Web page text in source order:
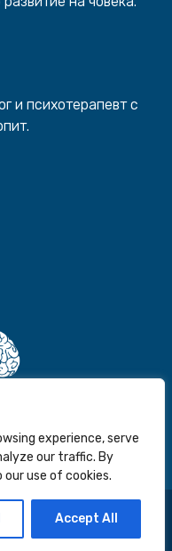
experience, serve
our traffic. By
use of cookies.
Accept All
и психотерапевт с